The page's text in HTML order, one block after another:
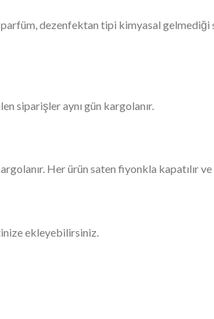
dezenfektan tipi kimyasal
siparişler aynı gün kargolanır.
Her ürün saten fiyonkla kapatılır
ekleyebilirsiniz.